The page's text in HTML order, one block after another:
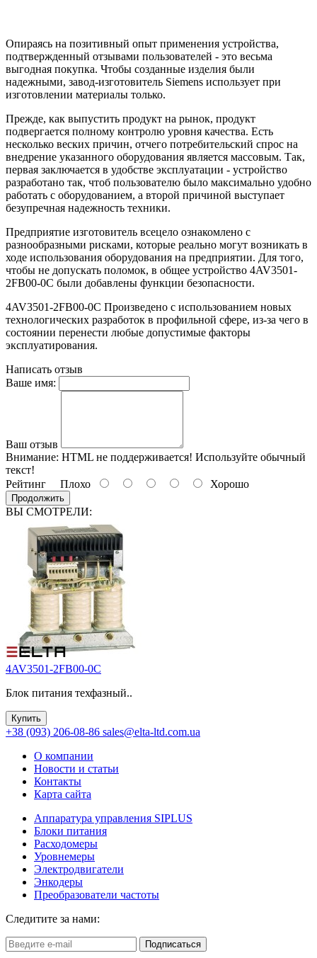
Опираясь на позитивный опыт применения устройства,
подтвержденный отзывами пользователей - это весьма
выгодная покупка. Чтобы созданные изделия были
надежными, завод-изготовитель Siemens использует при
изготовлении материалы только.
Прежде, как выпустить продукт на рынок, продукт
подвергается полному контролю уровня качества. Есть
несколько веских причин, отчего потребительский спрос на
внедрение указанного оборудования является массовым. Так,
первая заключается в удобстве эксплуатации - устройство
разработано так, чтоб пользователю было максимально удобно
работать с оборудованием, а второй причиной выступает
безупречная надежность техники.
Предприятие изготовитель всецело ознакомлено с
разнообразными рисками, которые реально могут возникать в
ходе использования оборудования на предприятии. Для того,
чтобы не допускать поломок, в общее устройство 4AV3501-
2FB00-0C были добавлены функции безопасности.
4AV3501-2FB00-0C Произведено с использованием новых
технологических разработок в профильной сфере, из-за чего в
состоянии перенести любые допустимые факторы
эксплуатирования.
Написать отзыв
Ваше имя:
Ваш отзыв
Внимание: HTML не поддерживается! Используйте обычный
текст!
Рейтинг Плохо Хорошо
Продолжить
ВЫ СМОТРЕЛИ:
4AV3501-2FB00-0C
Блок питания техфазный..
Купить
+38 (093) 206-08-86 sales@elta-ltd.com.ua
О компании
Новости и статьи
Контакты
Карта сайта
Аппаратура управления SIPLUS
Блоки питания
Расходомеры
Уровнемеры
Электродвигатели
Энкодеры
Преобразователи частоты
Следитите за нами:
Подписаться